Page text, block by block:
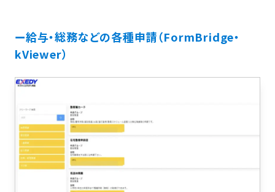
ー給与・総務などの各種申請（FormBridge・
kViewer）